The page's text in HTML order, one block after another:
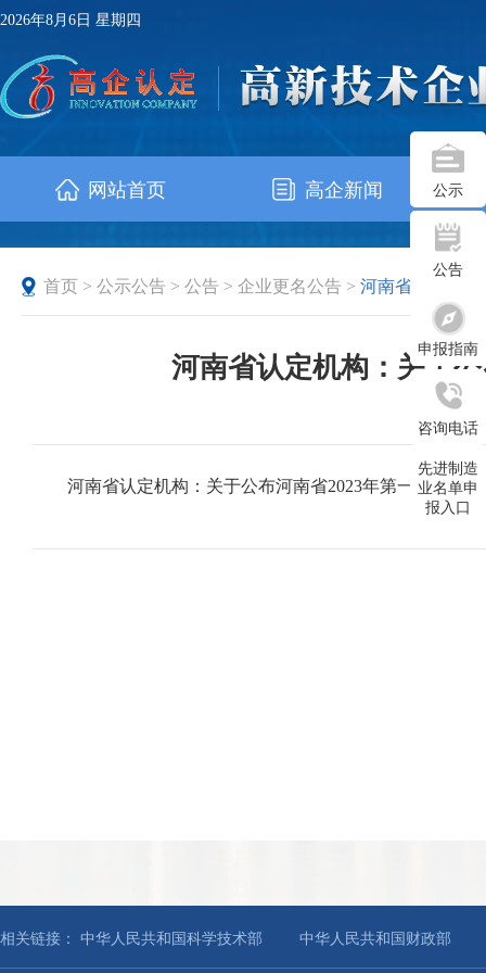
2026年8月6日 星期四
网站首页 高企新闻 公示
公告
申报指南
咨询电话
先进制造
业名单申
报入口
首页 > 公示公告 > 公告 > 企业更名公告 > 河南省
河南省认定机构：关于
发布
河南省认定机构：关于公布河南省2023年第一批更名
相关链接： 中华人民共和国科学技术部 中华人民共和国财政部